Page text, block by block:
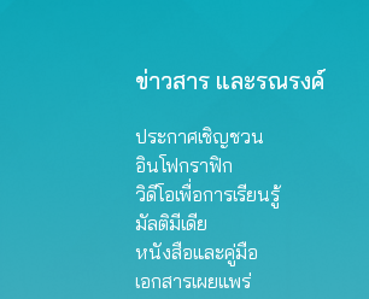
ข่าวสาร และรณรงค์
ประกาศเชิญชวน
อินโฟกราฟิก
วิดีโอเพื่อการเรียนรู้
มัลติมีเดีย
หนังสือและคู่มือ
เอกสารเผยแพร่